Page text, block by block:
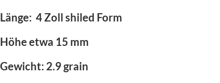
Länge: 4 Zoll shiled Form
Höhe etwa 15 mm
Gewicht: 2.9 grain